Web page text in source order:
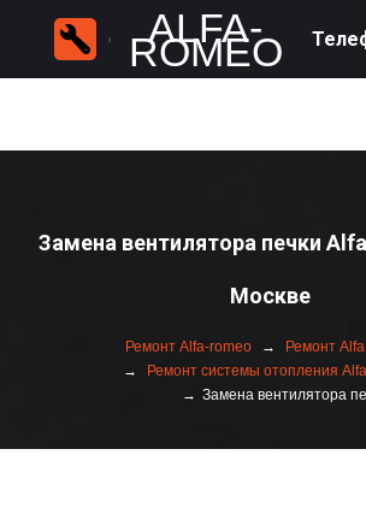
ALFA-
ROMEO
Замена вентилятора печки
Москве
Ремонт Alfa-romeo
Ремонт
Ремонт системы отопления
Замена вентилятора